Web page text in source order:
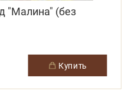
"Малина" (без
купить